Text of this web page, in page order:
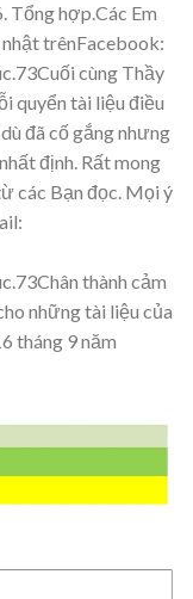
Tổng hợp.Các Em
ật trênFacebook:
Cuối cùng Thầy
i quyển tài liệu điều
đã cốgắng nhưng
ất định. Rất mong
các Bạn đọc. Mọi ý
Chân thành cảm
những tài liệu của
tháng 9năm